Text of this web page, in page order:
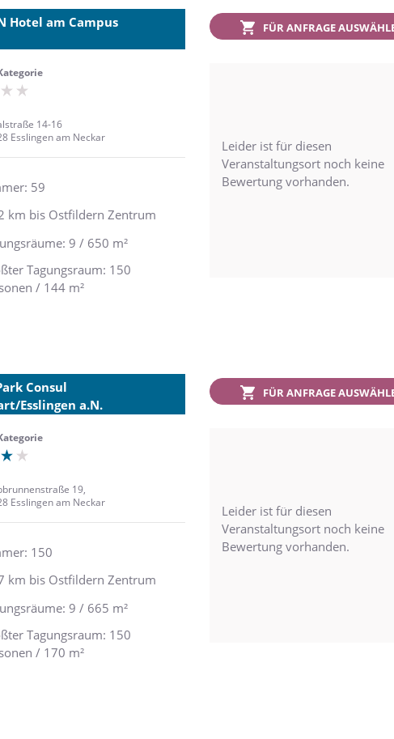
Hotel am Campus
14-16
Esslingen am Neckar
59
km bis Ostfildern Zentrum
9 / 650 m²
Tagungsraum: 150
/ 144 m²
FÜR ANFRAGE
Leider ist für diesen
Veranstaltungsort noch keine
Bewertung vorhanden.
Consul
Esslingen a.N.
19,
Esslingen am Neckar
150
km bis Ostfildern Zentrum
9 / 665 m²
Tagungsraum: 150
/ 170 m²
FÜR ANFRAGE
Leider ist für diesen
Veranstaltungsort noch keine
Bewertung vorhanden.